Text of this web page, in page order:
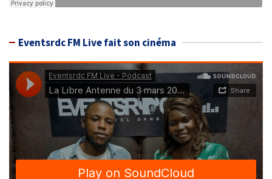
Eventsrdc FM Live fait son cinéma